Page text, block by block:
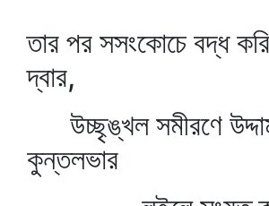
তার পর সসংকোচে বদ্ধ
দ্বার,
উচ্ছৃঙ্খল সমীরণে
কুন্তলভার